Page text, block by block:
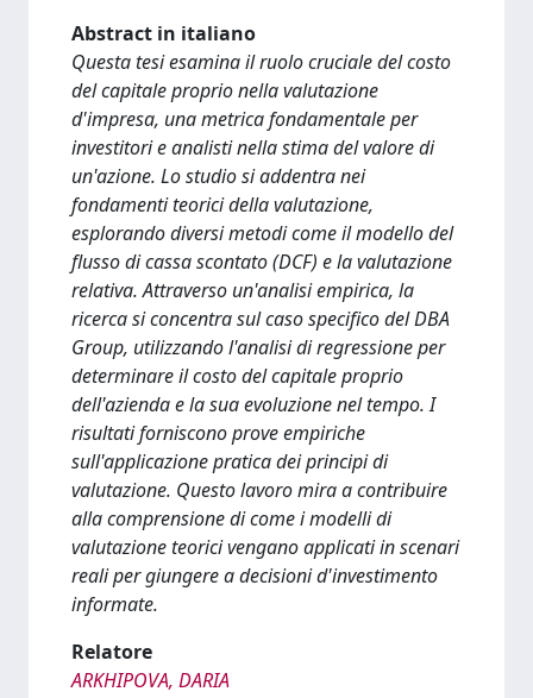
Abstract in italiano
Questa tesi esamina il ruolo cruciale del costo
del capitale proprio nella valutazione
d'impresa, una metrica fondamentale per
investitori e analisti nella stima del valore di
un'azione. Lo studio si addentra nei
fondamenti teorici della valutazione,
esplorando diversi metodi come il modello del
flusso di cassa scontato (DCF) e la valutazione
relativa. Attraverso un'analisi empirica, la
ricerca si concentra sul caso specifico del DBA
Group, utilizzando l'analisi di regressione per
determinare il costo del capitale proprio
dell'azienda e la sua evoluzione nel tempo. I
risultati forniscono prove empiriche
sull'applicazione pratica dei principi di
valutazione. Questo lavoro mira a contribuire
alla comprensione di come i modelli di
valutazione teorici vengano applicati in scenari
reali per giungere a decisioni d'investimento
informate.
Relatore
ARKHIPOVA, DARIA